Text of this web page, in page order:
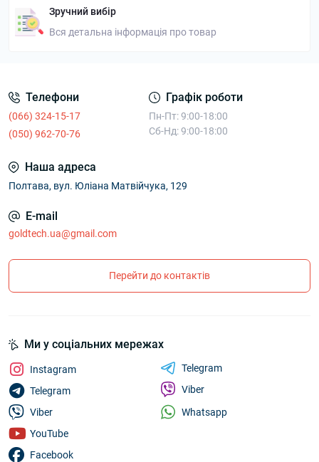
Зручний вибір
Вся детальна інформація про товар
Телефони
(066) 324-15-17
(050) 962-70-76
Графік роботи
Пн-Пт: 9:00-18:00
Сб-Нд: 9:00-18:00
Наша адреса
Полтава, вул. Юліана Матвійчука, 129
E-mail
goldtech.ua@gmail.com
Перейти до контактів
Ми у соціальних мережах
Instagram
Telegram
Viber
YouTube
Facebook
Telegram
Viber
Whatsapp